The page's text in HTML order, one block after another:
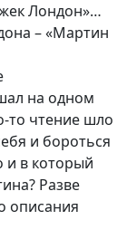
Лондон»…
– «Мартин
на одном
то чтение шло
и бороться
и в который
Разве
описания